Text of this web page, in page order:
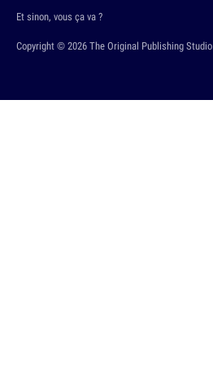
Copyright © 2026 The Original Publishing Studio
Et sinon, vous ça va ?